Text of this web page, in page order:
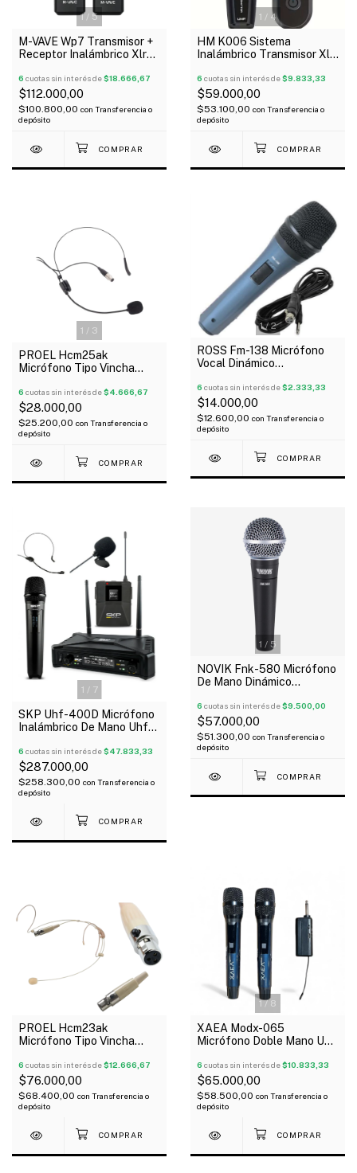
1/ 5
M-VAVE Wp7 Transmisor +
Receptor Inalámbrico Xlr
6 cuotas sin interés de$18.666,67
$112.000,00
$100.800,00 con Transferencia o
depósito
1 / 4
HM K006 Sistema
Inalámbrico Transmisor Xlr
GHz
6 cuotas sin interés de$9.833,33
$59.000,00
$53.100,00 con Transferencia o
depósito
1 / 3
PROEL Hcm25ak
Micrófono Tipo Vincha
Negro
6 cuotas sin interés de$4.666,67
$28.000,00
$25.200,00 con Transferencia o
depósito
1/2
ROSS Fm-138 Micrófono
Vocal Dinámico
6 cuotas sin interés de$2.333,33
$14.000,00
$12.600,00 con Transferencia o
depósito
1 / 7
SKP Uhf-400D Micrófono
Inalámbrico De Mano Uhf
Corbatero
6 cuotas sin interés de$47.833,33
$287.000,00
$258.300,00 con Transferencia o
depósito
1 / 5
NOVIK Fnk-580 Micrófono
De Mano Dinámico
Cable
6 cuotas sin interés de$9.500,00
$57.000,00
$51.300,00 con Transferencia o
depósito
PROEL Hcm23ak
Micrófono Tipo Vincha
6 cuotas sin interés de$12.666,67
$76.000,00
$68.400,00 con Transferencia o
depósito
1/8
XAEA Modx-065
Micrófono Doble Mano Uhf
6 cuotas sin interés de$10.833,33
$65.000,00
$58.500,00 con Transferencia o
depósito